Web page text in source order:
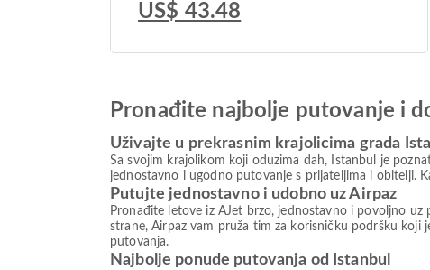
US$ 43.48
Pronađite najbolje putovanje i
Uživajte u prekrasnim krajolicima grada
Sa svojim krajolikom koji oduzima dah, Istanbul je
jednostavno i ugodno putovanje s prijateljima i obitelji.
Putujte jednostavno i udobno uz Airpaz
Pronađite letove iz AJet brzo, jednostavno i povoljno
strane, Airpaz vam pruža tim za korisničku podršku
putovanja.
Najbolje ponude putovanja od Istanbul